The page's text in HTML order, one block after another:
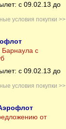
с 09.02.13 до
условия покупки >>
с
с 09.02.13 до
условия покупки >>
от